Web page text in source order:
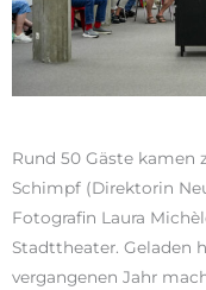
Rund 50 Gäste kamen
Schimpf (Direktorin
Fotografin Laura
Stadttheater. Geladen
vergangenen Jahr